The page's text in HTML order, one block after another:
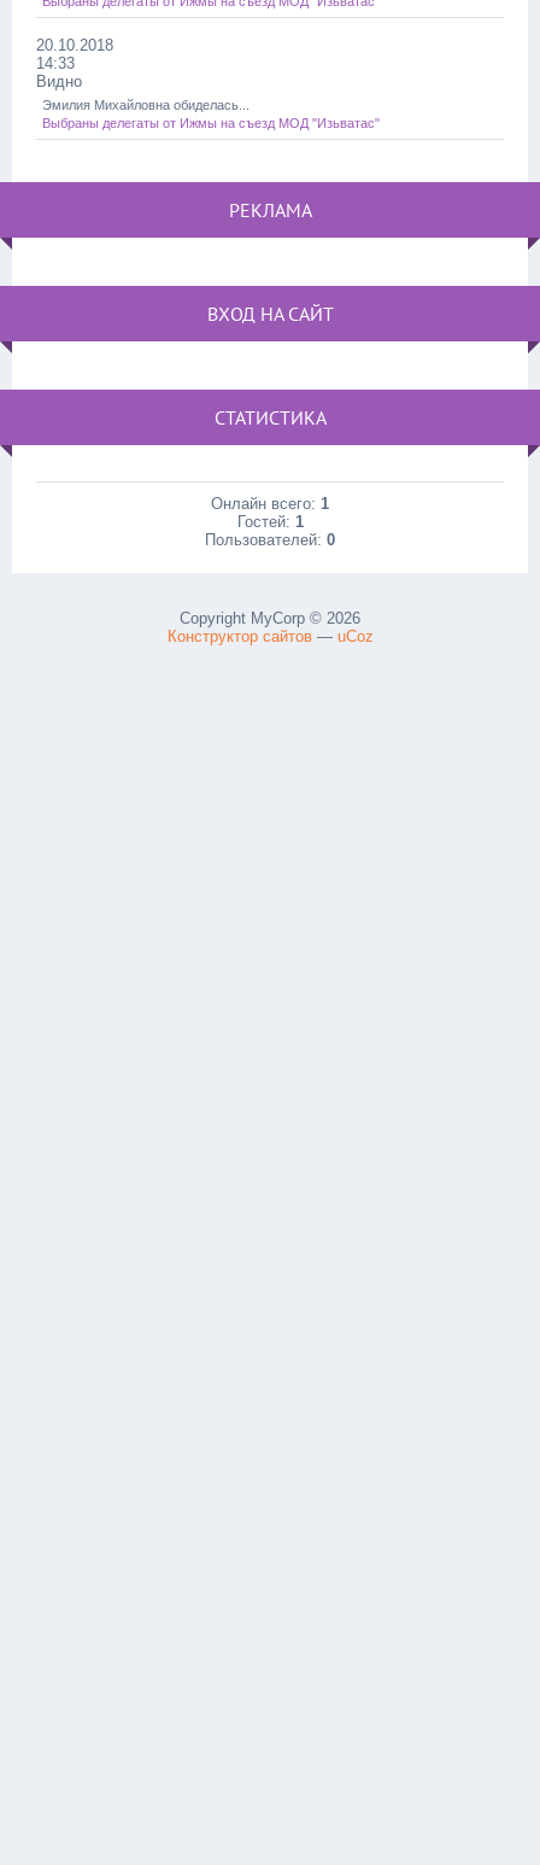
20.10.2018
14:33
Видно
Эмилия Михайловна обиделась...
Выбраны делегаты от Ижмы на съезд МОД "Изьватас"
РЕКЛАМА
ВХОД НА САЙТ
СТАТИСТИКА
Онлайн всего: 1
Гостей: 1
Пользователей: 0
Copyright MyCorp © 2026
Конструктор сайтов— uCoz